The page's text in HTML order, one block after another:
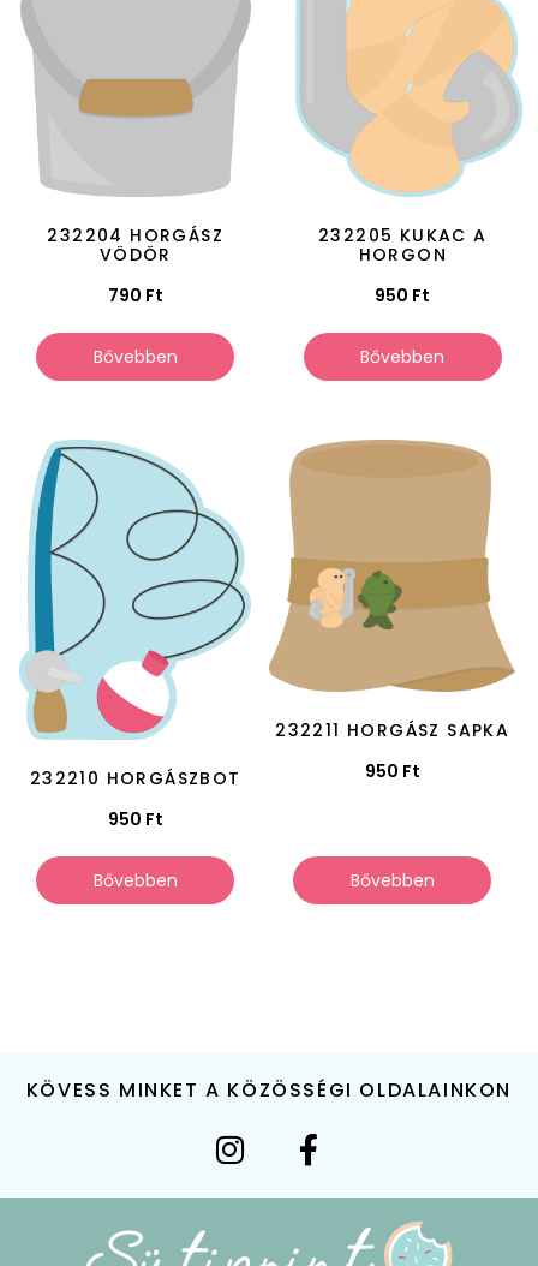
232204 HORGÁSZ
VÖDÖR
790 Ft
Bővebben
232205 KUKAC A
HORGON
950 Ft
Bővebben
232210 HORGÁSZBOT
950 Ft
Bővebben
232211 HORGÁSZ SAPKA
950 Ft
Bővebben
KÖVESS MINKET A KÖZÖSSÉGI OLDALAINKON